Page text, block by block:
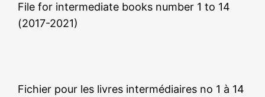
File for intermediate books number 1 to 14
(2017-2021)
Fichier pour les livres intermédiaires no 1 à 14